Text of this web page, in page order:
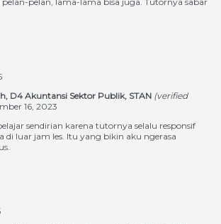
D4 Akuntansi Sektor Publik, STAN (verified
16, 2023
sendirian karena tutornya selalu responsif
di luar jam les. Itu yang bikin aku ngerasa